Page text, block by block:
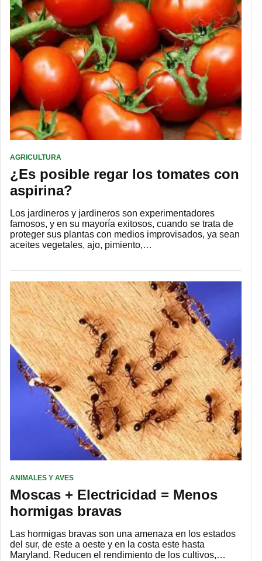
AGRICULTURA
¿Es posible regar los tomates con
aspirina?
Los jardineros y jardineros son experimentadores
famosos, y en su mayoría exitosos, cuando se trata de
proteger sus plantas con medios improvisados, ya sean
aceites vegetales, ajo, pimiento,…
ANIMALES Y AVES
Moscas + Electricidad = Menos
hormigas bravas
Las hormigas bravas son una amenaza en los estados
del sur, de este a oeste y en la costa este hasta
Maryland. Reducen el rendimiento de los cultivos,…